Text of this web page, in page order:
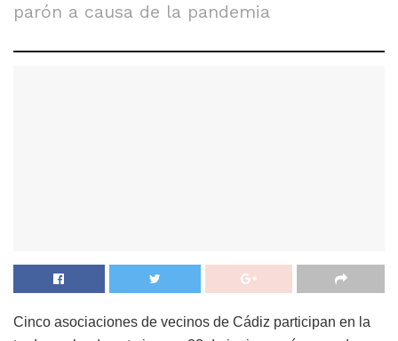
parón a causa de la pandemia
Cinco asociaciones de vecinos de Cádiz participan en la